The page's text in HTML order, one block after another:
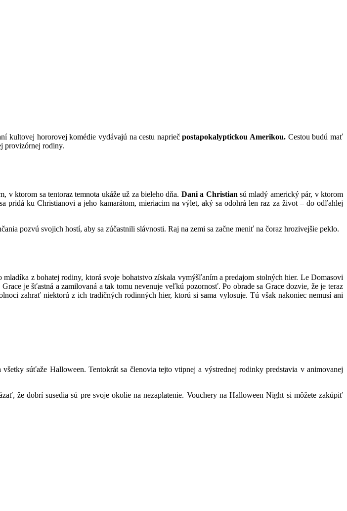
kultovej hororovej komédie vydávajú na cestu napriečpostapokalyptickou Amerikou. Cestou budú mať
provizórnej rodiny.
v ktorom sa tentoraz temnota ukáže už za bieleho dňa. Dani a Christian sú mladý americký pár, v ktorom
ku Christianovi a jeho kamarátom, mieriacim na výlet, aký sa odohrá len raz za život – do odľahlej
pozvú svojich hostí, aby sa zúčastnili slávnosti. Raj na zemi sa začne meniť na čoraz hrozivejšie peklo.
mladíka z bohatej rodiny, ktorá svoje bohatstvo získala vymýšľaním a predajom stolných hier. Le Domasovi
je šťastná a zamilovaná a tak tomu nevenuje veľkú pozornosť. Po obrade sa Grace dozvie, že je teraz
zahrať niektorú z ich tradičných rodinných hier, ktorú si sama vylosuje. Tú však nakoniec nemusí ani
súťaže Halloween. Tentokrát sa členovia tejto vtipnej a výstrednej rodinky predstavia v animovanej
že dobrí susedia sú pre svoje okolie na nezaplatenie. Vouchery na Halloween Night si môžete zakúpiť